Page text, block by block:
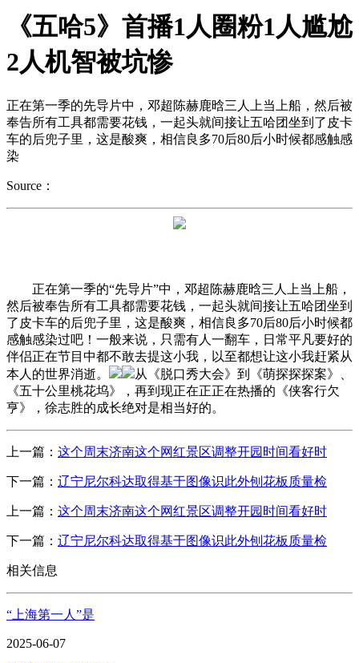
《五哈5》首播1人圈粉1人尴尬
2人机智被坑惨
正在第一季的先导片中，邓超陈赫鹿晗三人上当上船，然后被
奉告所有工具都需要花钱，一起头就间接让五哈团坐到了皮卡
车的后兜子里，这是酸爽，相信良多70后80后小时候都感触感
染
Source：
正在第一季的“先导片”中，邓超陈赫鹿晗三人上当上船，
然后被奉告所有工具都需要花钱，一起头就间接让五哈团坐到
了皮卡车的后兜子里，这是酸爽，相信良多70后80后小时候都
感触感染过吧！一般来说，只需有人一翻车，日常平凡要好的
伴侣正在节目中都不敢去提这小我，以至都想让这小我赶紧从
本人的世界消逝。
从《脱口秀大会》到《萌探探探案》、
《五十公里桃花坞》，再到现正在正正在热播的《侠客行欠
亨》，徐志胜的成长绝对是相当好的。
上一篇： 这个周末济南这个网红景区调整开园时间看好时
下一篇： 辽宁尼尔科达取得基于图像识此外刨花板质量检
上一篇： 这个周末济南这个网红景区调整开园时间看好时
下一篇： 辽宁尼尔科达取得基于图像识此外刨花板质量检
相关信息
“上海第一人”是
2025-06-07